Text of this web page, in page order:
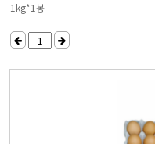
1kg*1봉